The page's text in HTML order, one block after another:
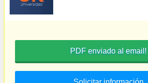
PDF enviado al email!